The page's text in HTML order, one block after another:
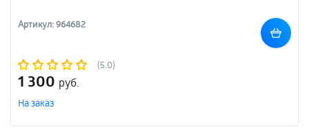
Артикул: 964682
(5.0)
1 300 руб.
На заказ